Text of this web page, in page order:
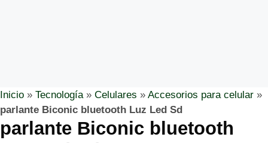
Inicio » Tecnología» Celulares » Accesorios para celular »
parlante Biconic bluetooth Luz Led Sd
parlante Biconic bluetooth